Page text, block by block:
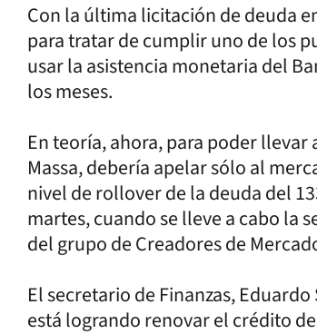
Con la última licitación de deuda
para tratar de cumplir uno de los
usar la asistencia monetaria del
los meses.
En teoría, ahora, para poder
Massa, debería apelar sólo al
nivel de rollover de la deuda del
martes, cuando se lleve a cabo la
del grupo de Creadores de
El secretario de Finanzas,
está logrando renovar el crédito